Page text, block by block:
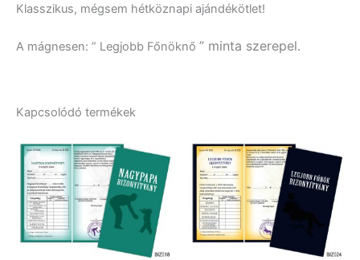
Klasszikus, mégsem hétköznapi ajándékötlet!
A mágnesen: ” Legjobb Főnöknő ” minta szerepel.
Kapcsolódó termékek